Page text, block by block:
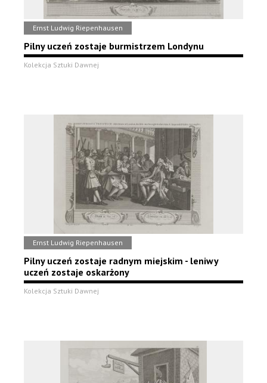
Ernst Ludwig Riepenhausen
Pilny uczeń zostaje burmistrzem Londynu
Kolekcja Sztuki Dawnej
Ernst Ludwig Riepenhausen
Pilny uczeń zostaje radnym miejskim - leniwy
uczeń zostaje oskarżony
Kolekcja Sztuki Dawnej